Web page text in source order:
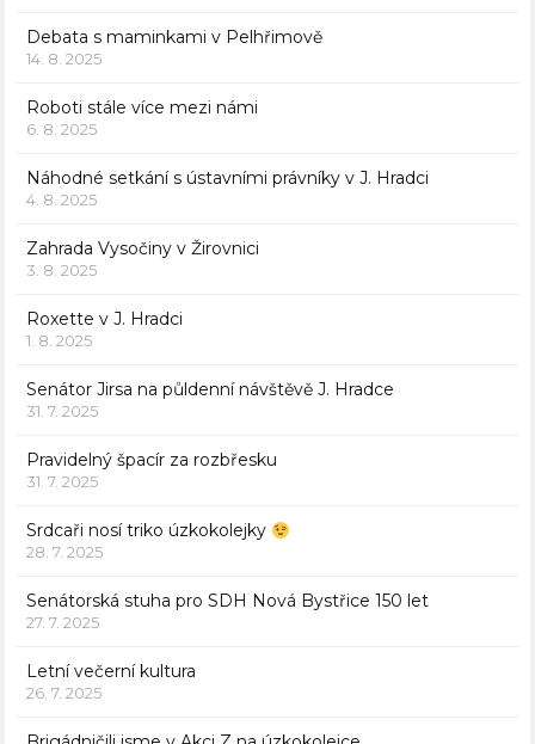
Debata s maminkami v Pelhřimově
14. 8. 2025
Roboti stále více mezi námi
6. 8. 2025
Náhodné setkání s ústavními právníky v J. Hradci
4. 8. 2025
Zahrada Vysočiny v Žirovnici
3. 8. 2025
Roxette v J. Hradci
1. 8. 2025
Senátor Jirsa na půldenní návštěvě J. Hradce
31. 7. 2025
Pravidelný špacír za rozbřesku
31. 7. 2025
Srdcaři nosí triko úzkokolejky
28. 7. 2025
Senátorská stuha pro SDH Nová Bystřice 150 let
27. 7. 2025
Letní večerní kultura
26. 7. 2025